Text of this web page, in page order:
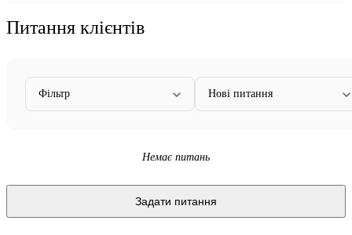
Питання клієнтів
Фільтр Нові питання
Немає питань
Задати питання